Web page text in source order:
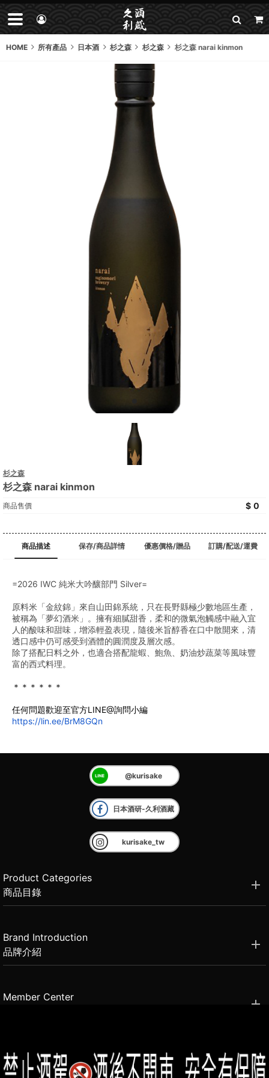
HOME 所有產品 日本酒 杉之森 杉之森 杉之森 narai kinmon
杉之森
杉之森 narai kinmon
商品售價 0
商品描述 保存/商品詳情 優惠價格/贈品 訂購/配送/運費
=2026 IWC 純米大吟釀部門 Silver=
原料米「金紋錦」來自山田錦系統，只在長野縣極少數地區生產，
被稱為「夢幻酒米」。擁有細膩甜香，柔和的微氣泡觸感中融入宜
人的酸味和甜味，增添輕盈表現，隨後米旨醇香在口中散開來，清
透口感中仍可感受到酒體的圓潤度及層次感。
除了搭配日料之外，也適合搭配龍蝦、鮑魚、奶油炒蔬菜等風味豐
富的西式料理。
＊＊＊＊＊＊
任何問題歡迎至官方LINE@詢問小編
https://lin.ee/BrM8GQn
@kurisake
日本酒研-久利酒藏
kurisake_tw
Product Categories
商品目錄
Brand Introduction
品牌介紹
Member Center
2021思橙國際有限公司 版權所有 禁止轉貼節錄 All rights reserved.